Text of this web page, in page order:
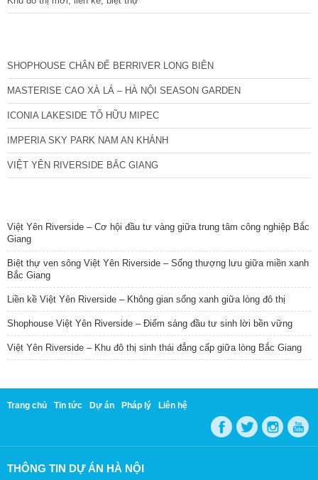
SHOPHOUSE CHÂN ĐẾ BERRIVER LONG BIÊN
MASTERISE CAO XÀ LÁ – HÀ NỘI SEASON GARDEN
ICONIA LAKESIDE TỐ HỮU MIPEC
IMPERIA SKY PARK NAM AN KHÁNH
VIỆT YÊN RIVERSIDE BẮC GIANG
Việt Yên Riverside – Cơ hội đầu tư vàng giữa trung tâm công nghiệp Bắc
Giang
Biệt thự ven sông Việt Yên Riverside – Sống thượng lưu giữa miền xanh
Bắc Giang
Liền kề Việt Yên Riverside – Không gian sống xanh giữa lòng đô thị
Shophouse Việt Yên Riverside – Điểm sáng đầu tư sinh lời bền vững
Việt Yên Riverside – Khu đô thị sinh thái đẳng cấp giữa lòng Bắc Giang
Trang chủ Tin tức Dự án Pháp lý Liên hệ
THÔNG TIN DỰ ÁN HÀ NỘI